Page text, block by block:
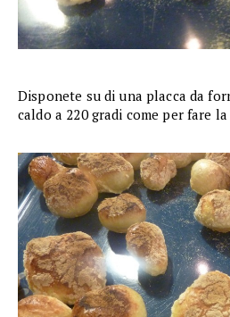
Disponete su di una placca da
caldo a 220 gradi come per fare